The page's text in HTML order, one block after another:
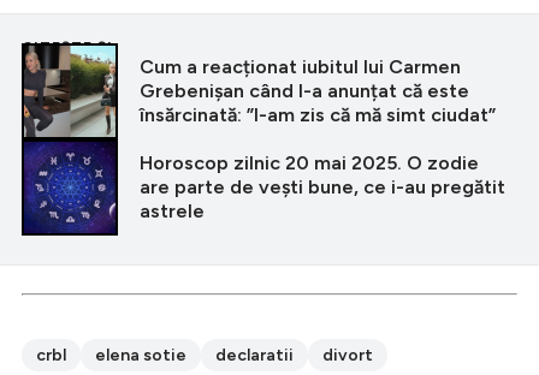
CITEȘTE ȘI
Cum a reacționat iubitul lui Carmen
Grebenișan când l-a anunțat că este
însărcinată: ”I-am zis că mă simt ciudat”
Horoscop zilnic 20 mai 2025. O zodie
are parte de vești bune, ce i-au pregătit
astrele
crbl elena sotie declaratii divort